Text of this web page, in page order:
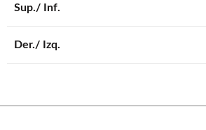
Sup./ Inf.
Der./ Izq.